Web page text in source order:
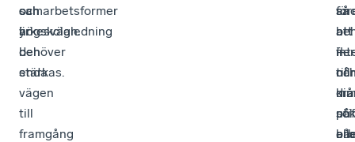
och
högskolan.
samarbetsformer
är
den
enda
vägen
till
framgång
och
yrkesvägledning
behöver
stärkas.
–
att
så
att
fler
når
på